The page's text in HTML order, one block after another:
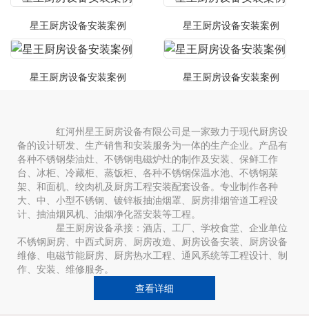
星王厨房设备安装案例 星王厨房设备安装案例
星王厨房设备安装案例 星王厨房设备安装案例
红河州星王厨房设备有限公司是一家致力于现代厨房设
备的设计研发、生产销售和安装服务为一体的生产企业。产品有
各种不锈钢柴油灶、不锈钢电磁炉灶的制作及安装、保鲜工作
台、冰柜、冷藏柜、蒸饭柜、各种不锈钢保温水池、不锈钢菜
架、和面机、绞肉机及厨房工程安装配套设备。专业制作各种
大、中、小型不锈钢、镀锌板抽油烟罩、厨房排烟管道工程设
计、抽油烟风机、油烟净化器安装等工程。
星王厨房设备承接：酒店、工厂、学校食堂、企业单位
不锈钢厨房、中西式厨房、厨房改造、厨房设备安装、厨房设备
维修、电磁节能厨房、厨房热水工程、通风系统等工程设计、制
作、安装、维修服务。
查看详细